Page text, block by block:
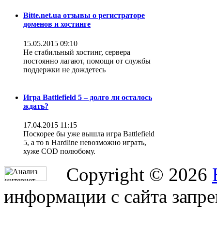
Bitte.net.ua отзывы о регистраторе
доменов и хостинге
15.05.2015 09:10
Не стабильный хостинг, сервера
постоянно лагают, помощи от службы
поддержки не дождетесь
Игра Battlefield 5 – долго ли осталось
ждать?
17.04.2015 11:15
Поскорее бы уже вышла игра Battlefield
5, а то в Hardline невозможно играть,
хуже COD полюбому.
Copyright © 2026
информации с сайта